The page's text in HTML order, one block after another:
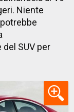
Niente
SUV per